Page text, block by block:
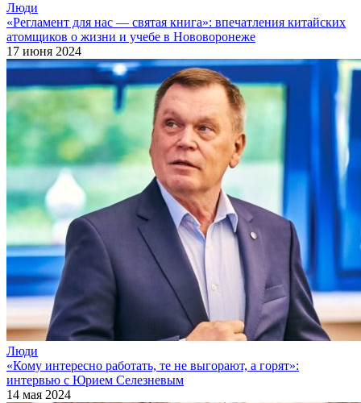
Люди
«Регламент для нас — святая книга»: впечатления китайских
атомщиков о жизни и учебе в Нововоронеже
17 июня 2024
Люди
«Кому интересно работать, те не выгорают, а горят»:
интервью с Юрием Селезневым
14 мая 2024